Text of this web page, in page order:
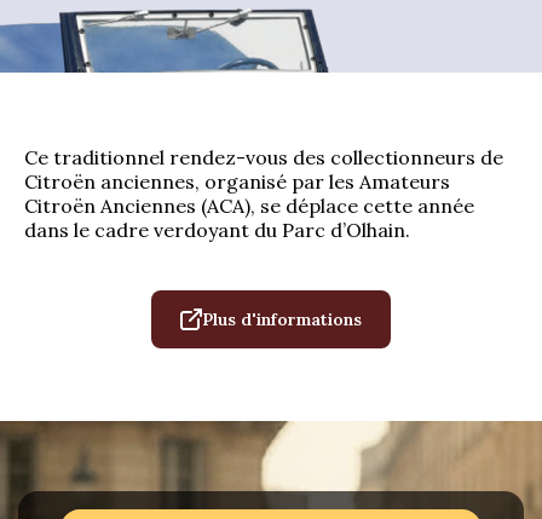
Notre local
Les pièces
L’assurance
Liens
La Revue
La traction
La Traction des
membres
Bibliographie
Présentation 7
Présentation 15 six
Ce traditionnel rendez-vous des collectionneurs de
Citroën anciennes, organisé par les Amateurs
Citroën Anciennes (ACA), se déplace cette année
dans le cadre verdoyant du Parc d’Olhain.
Plus d'informations